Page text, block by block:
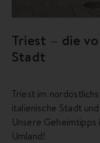
Triest – die
Stadt
Triest im
italienische Stadt
Unsere
Umland!